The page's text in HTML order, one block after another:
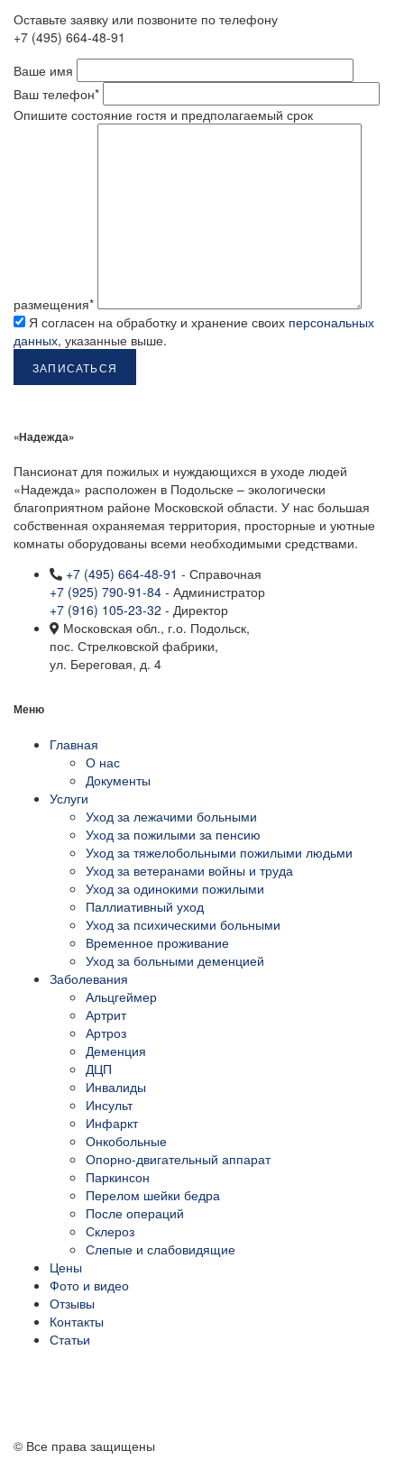
Оставьте заявку или позвоните по телефону
+7 (495) 664-48-91
Ваше имя
Ваш телефон*
Опишите состояние гостя и предполагаемый срок
размещения*
Я согласен на обработку и хранение своих персональных
данных, указанные выше.
«Надежда»
Пансионат для пожилых и нуждающихся в уходе людей
«Надежда» расположен в Подольске – экологически
благоприятном районе Московской области. У нас большая
собственная охраняемая территория, просторные и уютные
комнаты оборудованы всеми необходимыми средствами.
+7 (495) 664-48-91 - Справочная
+7 (925) 790-91-84 - Администратор
+7 (916) 105-23-32 - Директор
Московская обл., г.о. Подольск,
пос. Стрелковской фабрики,
ул. Береговая, д. 4
Меню
Главная
О нас
Документы
Услуги
Уход за лежачими больными
Уход за пожилыми за пенсию
Уход за тяжелобольными пожилыми людьми
Уход за ветеранами войны и труда
Уход за одинокими пожилыми
Паллиативный уход
Уход за психическими больными
Временное проживание
Уход за больными деменцией
Заболевания
Альцгеймер
Артрит
Артроз
Деменция
ДЦП
Инвалиды
Инсульт
Инфаркт
Онкобольные
Опорно-двигательный аппарат
Паркинсон
Перелом шейки бедра
После операций
Склероз
Слепые и слабовидящие
Цены
Фото и видео
Отзывы
Контакты
Статьи
© Все права защищены